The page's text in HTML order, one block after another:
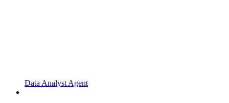
Data Analyst Agent